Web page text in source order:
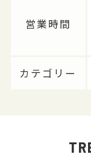
営業時間
カテゴリー